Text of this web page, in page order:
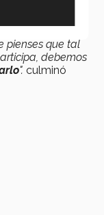
los jóvenes
pienses que tal
debemos
". culminó